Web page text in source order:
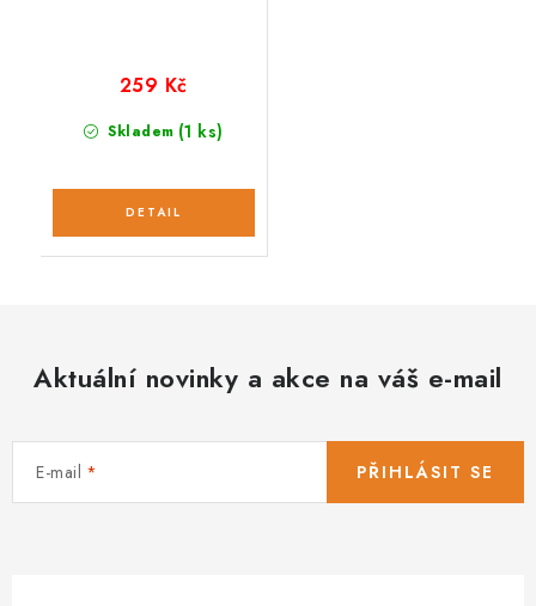
Skladem (1 ks)
259 Kč
Aktuální novinky a akce na váš e-mail
E-mail PŘIHLÁSIT SE